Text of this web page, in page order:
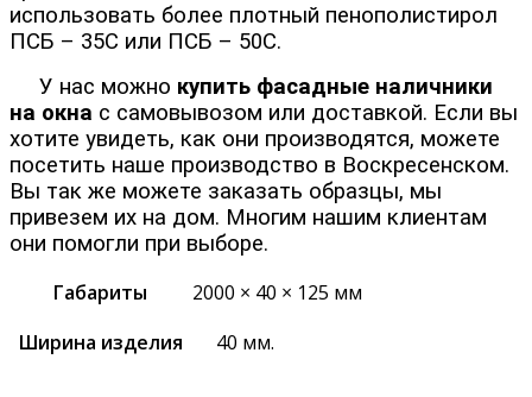
использовать более плотный пенополистирол
ПСБ – 35С или ПСБ – 50С.
У нас можно купить фасадные наличники
на окна с самовывозом или доставкой. Если вы
хотите увидеть, как они производятся, можете
посетить наше производство в Воскресенском.
Вы так же можете заказать образцы, мы
привезем их на дом. Многим нашим клиентам
они помогли при выборе.
Габариты
2000 × 40 × 125 мм
Ширина изделия
40 мм.